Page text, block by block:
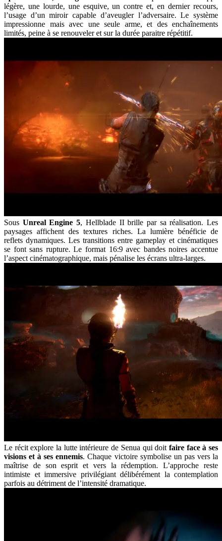
légère, une lourde, une esquive, un contre et, en dernier recours,
l’usage d’un miroir capable d’aveugler l’adversaire. Le système
impressionne mais avec une seule arme, et des enchaînements
limités, peine à se renouveler et sur la durée paraitre répétitif.
Sous Unreal Engine 5, Hellblade II brille par sa réalisation. Les
paysages affichent des textures riches. La lumière bénéficie de
reflets dynamiques. Les transitions entre gameplay et cinématiques
se font sans rupture. Le format 16:9 avec bandes noires accentue
l’aspect cinématographique, mais pénalise les écrans ultra-larges.
Le récit explore la lutte intérieure de Senua qui doit faire face à ses
visions et à ses ennemis. Chaque victoire symbolise un pas vers la
maîtrise de son esprit et vers la rédemption. L’approche reste
intimiste et immersive privilégiant délibérément la contemplation
parfois au détriment de l’intensité dramatique.